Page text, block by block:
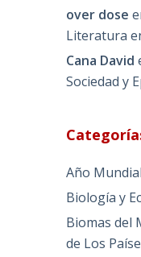
over dose
Literatura
Cana David
Sociedad y
Año
Biología y
Biomas del
de Los